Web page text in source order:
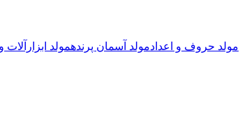
مولد حروف و اعدادمولد آسمان پرندهمولد ابزارآلات